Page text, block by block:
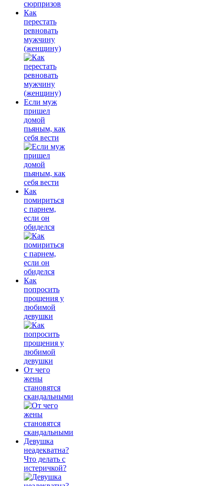
Как
перестать
ревновать
мужчину
(женщину)
Если муж
пришел
домой
пьяным, как
себя вести
Как
помириться
с парнем,
если он
обиделся
Как
попросить
прощения у
любимой
девушки
От чего
жены
становятся
скандальными
Девушка
неадекватна?
Что делать с
истеричкой?